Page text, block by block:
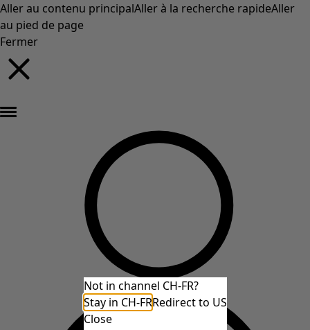
Aller au contenu principalAller à la recherche rapideAller
au pied de page
Fermer
Not in channel CH-FR?
Stay in CH-FRRedirect to US
Close